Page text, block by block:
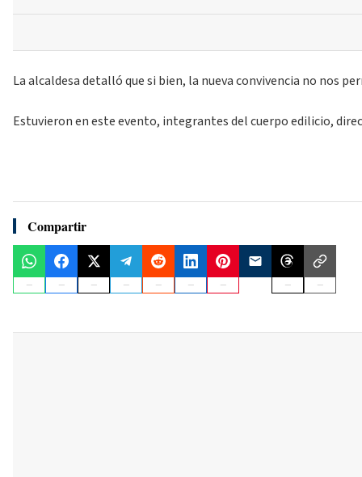
La alcaldesa detalló que si bien, la nueva convivencia no nos
Estuvieron en este evento, integrantes del cuerpo edilicio,
Compartir